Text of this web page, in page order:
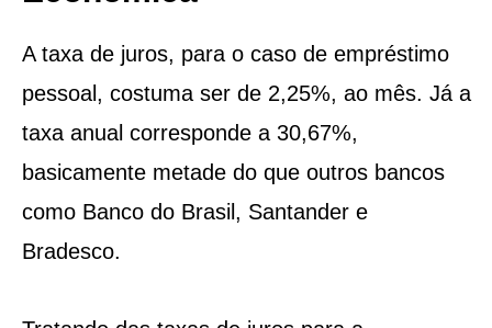
A taxa de juros, para o caso de empréstimo
pessoal, costuma ser de 2,25%, ao mês. Já a
taxa anual corresponde a 30,67%,
basicamente metade do que outros bancos
como Banco do Brasil, Santander e
Bradesco.